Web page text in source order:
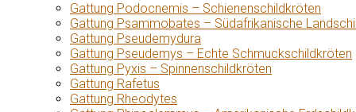
Gattung Podocnemis – Schienenschildkröten
Gattung Psammobates – Südafrikanische
Gattung Pseudemydura
Gattung Pseudemys – Echte Schmuckschildkröten
Gattung Pyxis – Spinnenschildkröten
Gattung Rafetus
Gattung Rheodytes